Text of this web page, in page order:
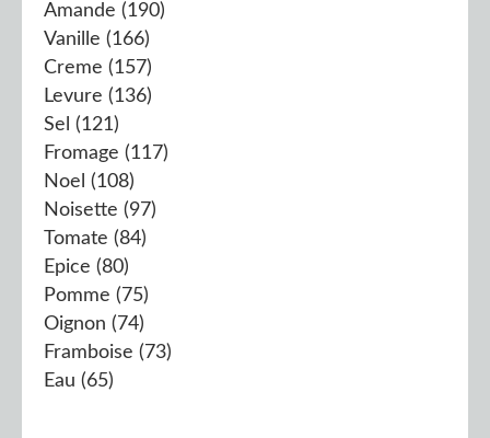
Amande (190)
Vanille (166)
Creme (157)
Levure (136)
Sel (121)
Fromage (117)
Noel (108)
Noisette (97)
Tomate (84)
Epice (80)
Pomme (75)
Oignon (74)
Framboise (73)
Eau (65)